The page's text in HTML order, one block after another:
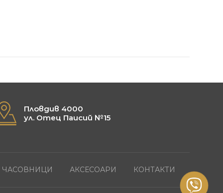
Пловдив 4000
ул. Отец Паисий №15
ЧАСОВНИЦИ АКСЕСОАРИ КОНТАКТИ